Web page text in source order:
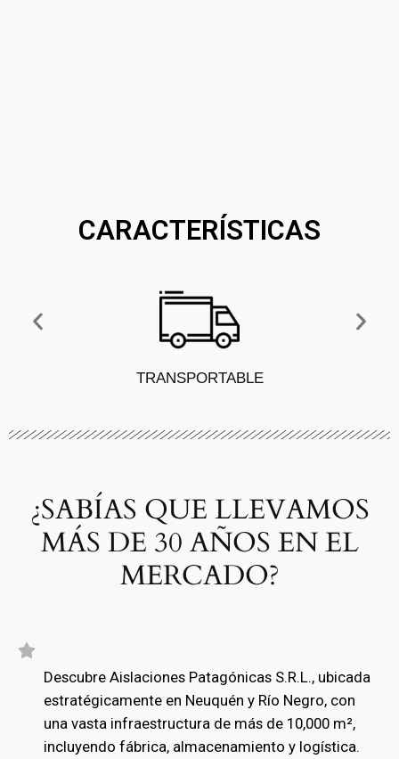
CARACTERÍSTICAS
TRANSPORTABLE
¿SABÍAS QUE LLEVAMOS
MÁS DE 30 AÑOS EN EL
MERCADO?
Descubre Aislaciones Patagónicas S.R.L., ubicada
estratégicamente en Neuquén y Río Negro, con
una vasta infraestructura de más de 10,000 m²,
incluyendo fábrica, almacenamiento y logística.